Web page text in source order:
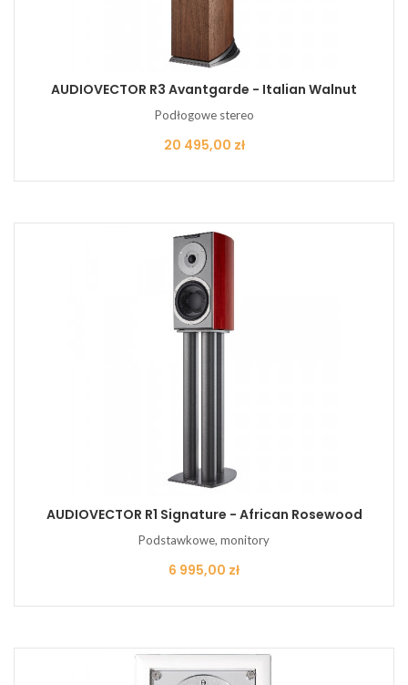
AUDIOVECTOR R3 Avantgarde - Italian Walnut
Podłogowe stereo
Cena
20 495,00 zł
AUDIOVECTOR R1 Signature - African Rosewood
Podstawkowe, monitory
Cena
6 995,00 zł